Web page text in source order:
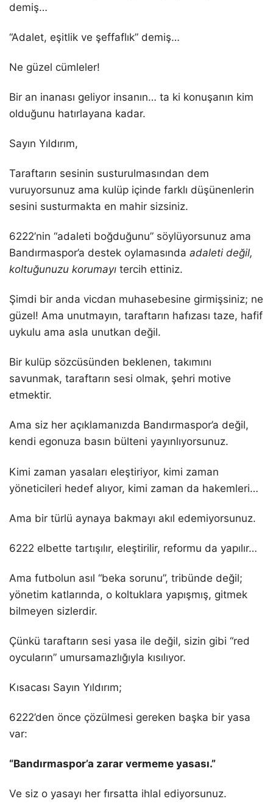
demiş…
“Adalet, eşitlik ve şeffaflık” demiş…
Ne güzel cümleler!
Bir an inanası geliyor insanın… ta ki konuşanın kim
olduğunu hatırlayana kadar.
Sayın Yıldırım,
Taraftarın sesinin susturulmasından dem
vuruyorsunuz ama kulüp içinde farklı düşünenlerin
sesini susturmakta en mahir sizsiniz.
6222’nin “adaleti boğduğunu” söylüyorsunuz ama
Bandırmaspor’a destek oylamasında adaleti değil,
koltuğunuzu korumayı tercih ettiniz.
Şimdi bir anda vicdan muhasebesine girmişsiniz; ne
güzel! Ama unutmayın, taraftarın hafızası taze, hafif
uykulu ama asla unutkan değil.
Bir kulüp sözcüsünden beklenen, takımını
savunmak, taraftarın sesi olmak, şehri motive
etmektir.
Ama siz her açıklamanızda Bandırmaspor’a değil,
kendi egonuza basın bülteni yayınlıyorsunuz.
Kimi zaman yasaları eleştiriyor, kimi zaman
yöneticileri hedef alıyor, kimi zaman da hakemleri…
Ama bir türlü aynaya bakmayı akıl edemiyorsunuz.
6222 elbette tartışılır, eleştirilir, reformu da yapılır…
Ama futbolun asıl “beka sorunu”, tribünde değil;
yönetim katlarında, o koltuklara yapışmış, gitmek
bilmeyen sizlerdir.
Çünkü taraftarın sesi yasa ile değil, sizin gibi “red
oycuların” umursamazlığıyla kısılıyor.
Kısacası Sayın Yıldırım;
6222’den önce çözülmesi gereken başka bir yasa
var:
“Bandırmaspor’a zarar vermeme yasası.”
Ve siz o yasayı her fırsatta ihlal ediyorsunuz.